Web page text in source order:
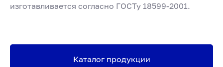
изготавливается согласно ГОСТу 18599-2001.
Каталог продукции